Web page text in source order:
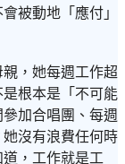
被動地「應付」
，她每週工作超
根本是「不可能
加合唱團、每週
沒有浪費任何時
，工作就是工